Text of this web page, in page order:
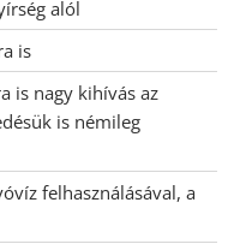
alól
is
is nagy kihívás az
is némileg
felhasználásával, a